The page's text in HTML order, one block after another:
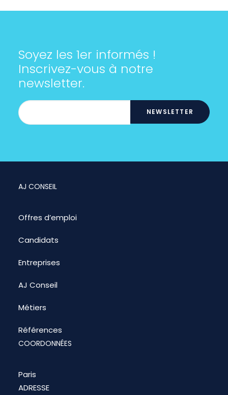
Soyez les 1er informés !
Inscrivez-vous à notre
newsletter.
AJ CONSEIL
Offres d’emploi
Candidats
Entreprises
AJ Conseil
Métiers
Références
COORDONNÉES
Paris
ADRESSE